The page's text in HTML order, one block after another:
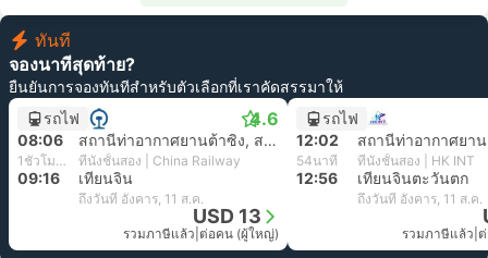
ทันที
จองนาทีสุดท้าย?
ยืนยันการจองทันทีสำหรับตัวเลือกที่เราคัดสรรมาให้
รถไฟ
4.6
08:06 สถานีท่าอากาศยานต้าซิง, สนามบินปักกิ่ง ต้าซิง
1ชั่วโมง 10นาที ที่นั่งชั้นสอง | China Railway
09:16 เทียนจิน
ถึงวันที่ อังคาร, 11 ส.ค.
USD 13
รวมภาษีแล้ว ต่อคน (ผู้ใหญ่)
รถไฟ
12:02
54นาที ที่นั่งชั้นสอง | HK INT
12:56 เทียนจินตะวันตก
ถึงวันที่ อังคาร, 11 ส.ค.
รวมภาษีแล้ว